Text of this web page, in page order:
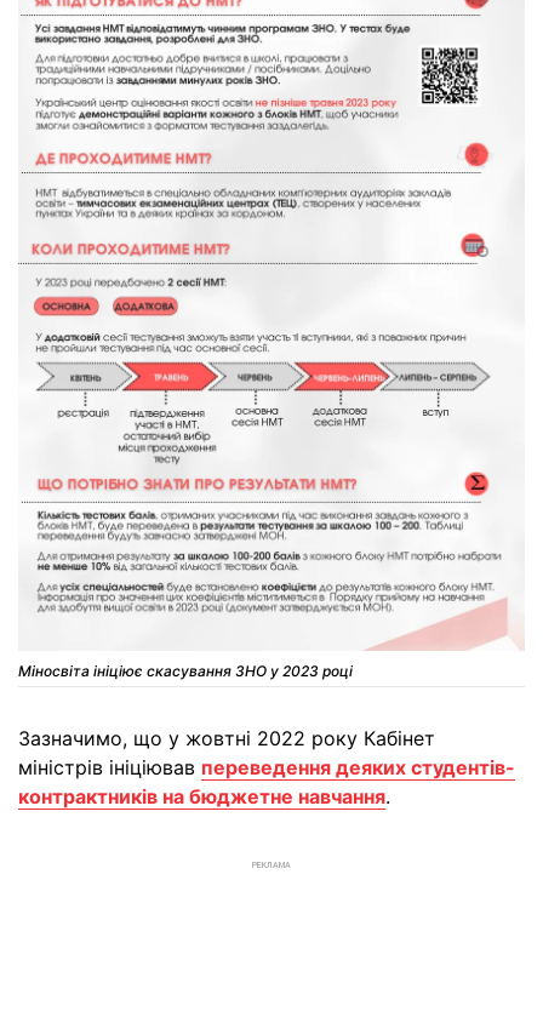
Міносвіта ініціює скасування ЗНО у 2023 році
Зазначимо, що у жовтні 2022 року Кабінет
міністрів ініціював переведення деяких студентів-
контрактників на бюджетне навчання.
РЕКЛАМА